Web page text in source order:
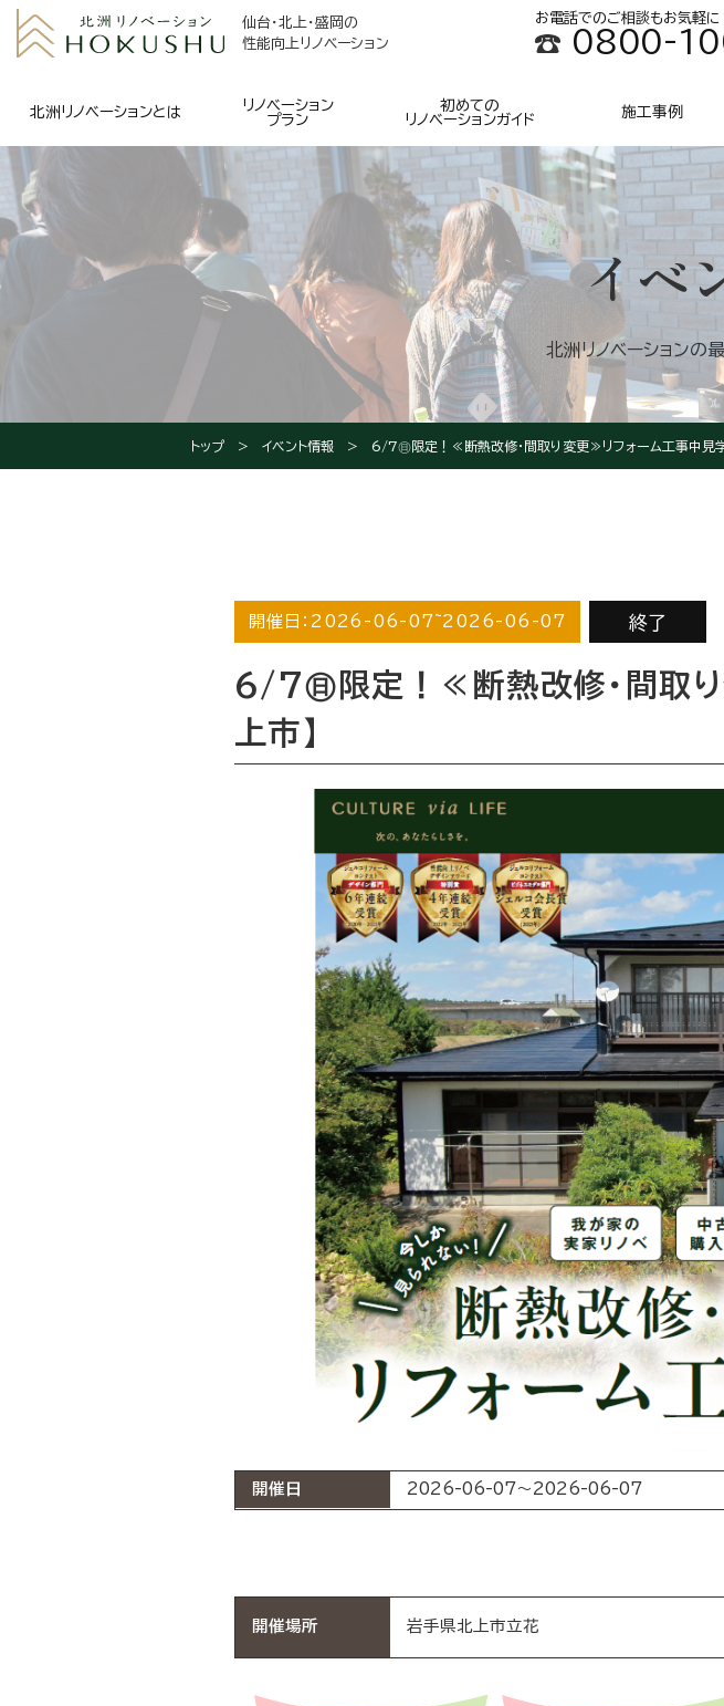
仙台・北上・盛岡の
性能向上リノベーション
お電話でのご相談もお気軽に
0800-
北洲リノベーションとは
リノベーション
プラン
初めての
リノベーションガイド
施工事例
イベ
北洲リノベーションの
トップ イベント情報 6/7㊐限定！≪断熱改修・間取り変更≫リフォーム工事中見学
開催日： 2026-06-07 ~2026-06-07 終了
6/7㊐限定！≪断熱改修・間取り
上市】
開催日
2026-06-07～2026-06-07
開催場所 岩手県北上市立花